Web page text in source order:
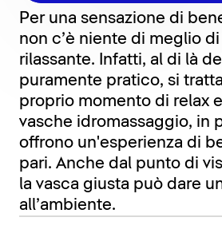
Per una sensazione di
non c’è niente di meglio
rilassante. Infatti, al di là
puramente pratico, si
proprio momento di relax
vasche idromassaggio, in
offrono un'esperienza di
pari. Anche dal punto di
la vasca giusta può dare
all’ambiente.